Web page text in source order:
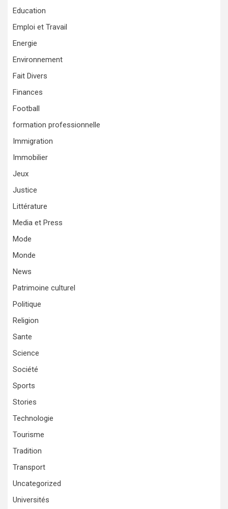
Education
Emploi et Travail
Energie
Environnement
Fait Divers
Finances
Football
formation professionnelle
Immigration
Immobilier
Jeux
Justice
Littérature
Media et Press
Mode
Monde
News
Patrimoine culturel
Politique
Religion
Sante
Science
Société
Sports
Stories
Technologie
Tourisme
Tradition
Transport
Uncategorized
Universités